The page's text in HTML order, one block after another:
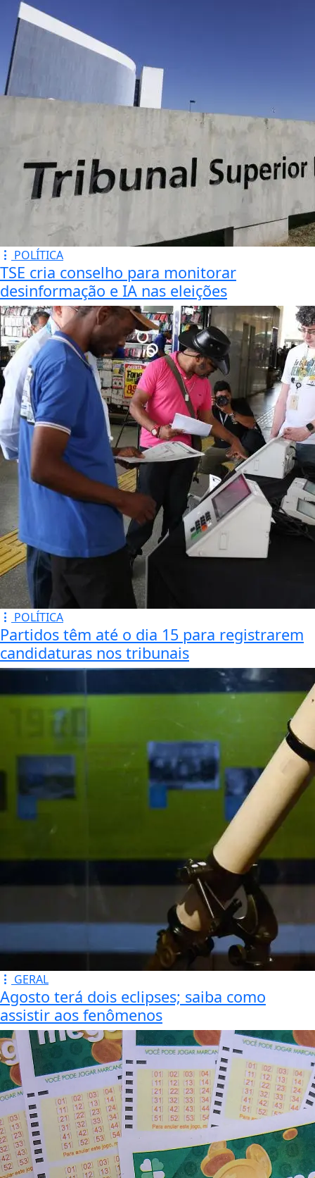
POLÍTICA
TSE cria conselho para monitorar
desinformação e IA nas eleições
POLÍTICA
Partidos têm até o dia 15 para registrarem
candidaturas nos tribunais
GERAL
Agosto terá dois eclipses; saiba como
assistir aos fenômenos